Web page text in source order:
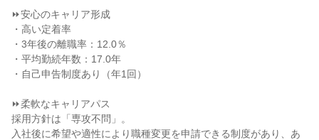
⏩安心のキャリア形成
・高い定着率
・3年後の離職率：12.0％
・平均勤続年数：17.0年
・自己申告制度あり（年1回）
⏩柔軟なキャリアパス
採用方針は「専攻不問」。
入社後に希望や適性により職種変更を申請できる制度があり、あ